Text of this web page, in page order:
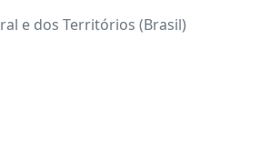
e dos Territórios (Brasil)